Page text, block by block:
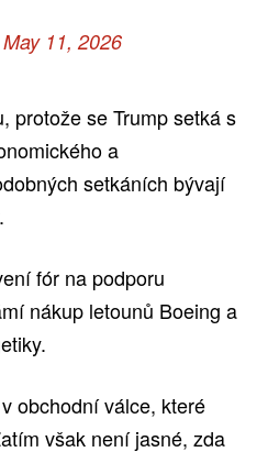
May 11, 2026
protože se Trump setká s
a
setkáních bývají
fór na podporu
nákup letounů Boeing a
obchodní válce, které
však není jasné, zda